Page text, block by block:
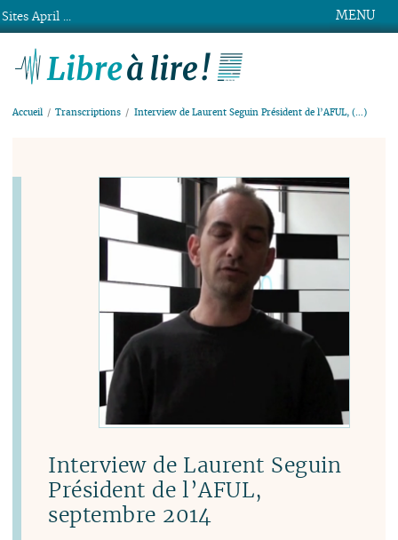
MENU
Accueil Transcriptions Interview de Laurent Seguin Président de l’AFUL, (…)
Interview de Laurent Seguin
Président de l’AFUL,
septembre 2014
Sites April ...